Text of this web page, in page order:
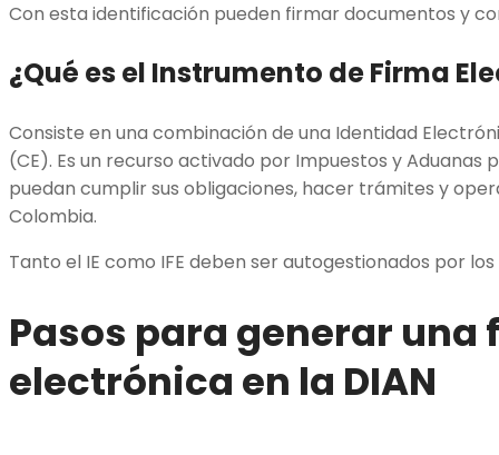
Con esta identificación pueden firmar documentos y
¿Qué es el Instrumento de Firma
Consiste en una combinación de una Identidad
(CE). Es un recurso activado por Impuestos y Aduanas
puedan cumplir sus obligaciones, hacer trámites y
Colombia.
Tanto el IE como IFE deben ser autogestionados por
Pasos para generar una
electrónica en la DIAN